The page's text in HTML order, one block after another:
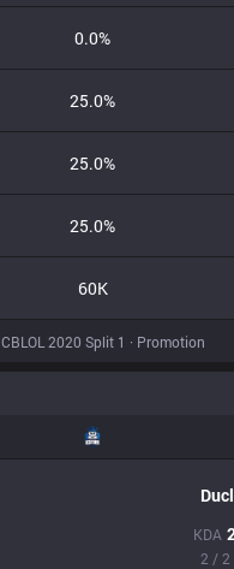
0.0%
25.0%
25.0%
25.0%
60K
CBLOL 2020 Split 1 · Promotion
KDA
2 / 2